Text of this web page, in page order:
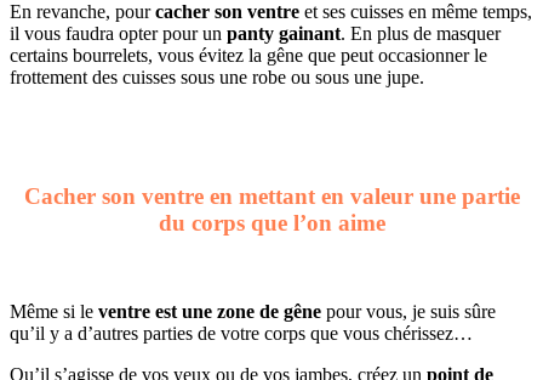
En revanche, pourcacher son ventre et ses cuisses en même temps,
il vous faudra opter pour un panty gainant. En plus de masquer
certains bourrelets, vous évitez la gêne que peut occasionner le
frottement des cuisses sous une robe ou sous une jupe.
Cacher son ventre en mettant en valeur une partie
du corps que l’on aime
Même si le ventre est une zone de gêne pour vous, je suis sûre
qu’il y a d’autres parties de votre corps que vous chérissez…
Qu’il s’agisse de vos yeux ou de vos jambes, créez un point de